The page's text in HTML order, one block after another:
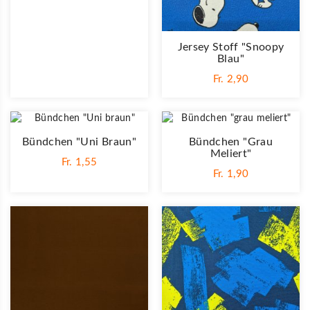
Jersey Stoff "Snoopy
Blau"
Fr. 2,90
Bündchen "Uni Braun"
Fr. 1,55
Bündchen "grau
Meliert"
Fr. 1,90